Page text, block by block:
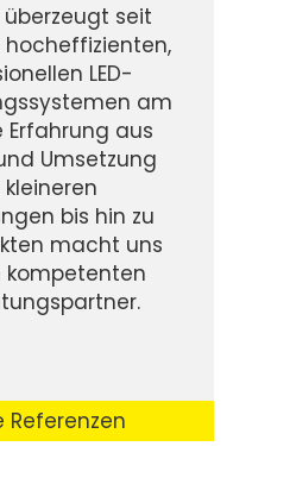
überzeugt seit
LED-
am
Erfahrung aus
Umsetzung
bis hin zu
macht uns
kompetenten
Referenzen